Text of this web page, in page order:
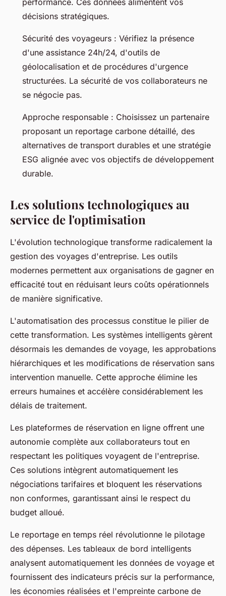
performance. Ces données alimentent vos
décisions stratégiques.
Sécurité des voyageurs : Vérifiez la présence
d'une assistance 24h/24, d'outils de
géolocalisation et de procédures d'urgence
structurées. La sécurité de vos collaborateurs ne
se négocie pas.
Approche responsable : Choisissez un partenaire
proposant un reportage carbone détaillé, des
alternatives de transport durables et une stratégie
ESG alignée avec vos objectifs de développement
durable.
Les solutions technologiques au
service de l'optimisation
L'évolution technologique transforme radicalement la
gestion des voyages d'entreprise. Les outils
modernes permettent aux organisations de gagner en
efficacité tout en réduisant leurs coûts opérationnels
de manière significative.
L'automatisation des processus constitue le pilier de
cette transformation. Les systèmes intelligents gèrent
désormais les demandes de voyage, les approbations
hiérarchiques et les modifications de réservation sans
intervention manuelle. Cette approche élimine les
erreurs humaines et accélère considérablement les
délais de traitement.
Les plateformes de réservation en ligne offrent une
autonomie complète aux collaborateurs tout en
respectant les politiques voyagent de l'entreprise.
Ces solutions intègrent automatiquement les
négociations tarifaires et bloquent les réservations
non conformes, garantissant ainsi le respect du
budget alloué.
Le reportage en temps réel révolutionne le pilotage
des dépenses. Les tableaux de bord intelligents
analysent automatiquement les données de voyage et
fournissent des indicateurs précis sur la performance,
les économies réalisées et l'empreinte carbone de